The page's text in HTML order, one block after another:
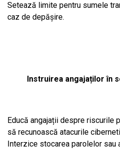
Setează limite pentru sumele
caz de depășire.
Instruirea angajaților în
Educă angajații despre riscurile
să recunoască atacurile
Interzice stocarea parolelor sau